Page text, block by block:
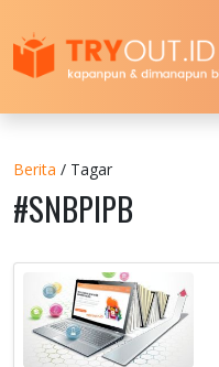
Berita / Tagar
#SNBPIPB